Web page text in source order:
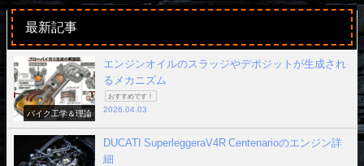
最新記事
バイク工学＆理論
エンジンオイルのスラッジやデポジットが生成され
るメカニズム
おすすめです！
2026.04.03
DUCATI SuperleggeraV4R Centenarioのエンジン詳
細